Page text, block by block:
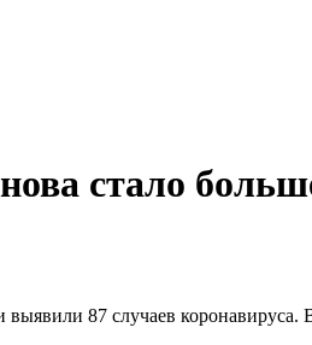
стало
87 случаев коронавируса.